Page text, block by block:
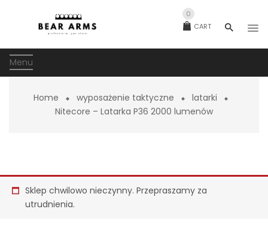
CART
0
Menu
Home wyposażenie taktyczne
latarki
Nitecore – Latarka P36 2000 lumenów
Sklep chwilowo nieczynny. Przepraszamy za
utrudnienia.